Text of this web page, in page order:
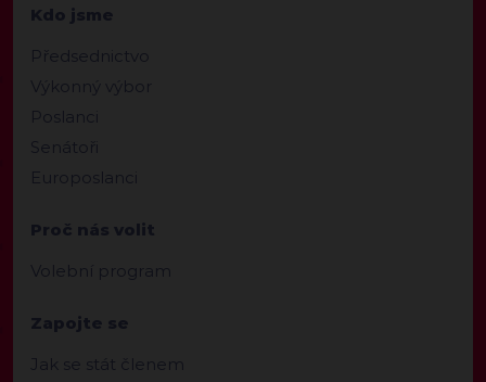
Kdo jsme
Předsednictvo
Výkonný výbor
Poslanci
Senátoři
Europoslanci
Proč nás volit
Volební program
Zapojte se
Jak se stát členem